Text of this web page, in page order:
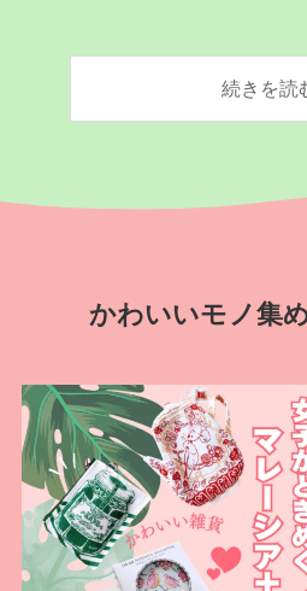
続きを読
かわいいモノ集